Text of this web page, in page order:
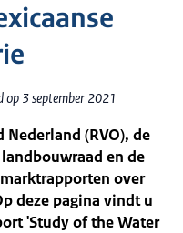
op 3 september 2021
(RVO), de
en de
over
deze pagina vindt u
'Study of the Water